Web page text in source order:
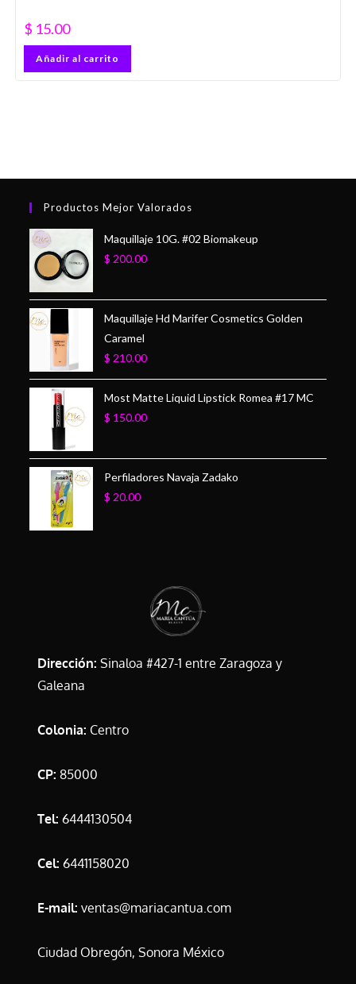
$ 15.00
Añadir al carrito
Productos Mejor Valorados
Maquillaje 10G. #02 Biomakeup
$ 200.00
Maquillaje Hd Marifer Cosmetics Golden
Caramel
$ 210.00
Most Matte Liquid Lipstick Romea #17 MC
$ 150.00
Perfiladores Navaja Zadako
$ 20.00
Dirección: Sinaloa #427-1 entre Zaragoza y
Galeana
Colonia: Centro
CP: 85000
Tel: 6444130504
Cel: 6441158020
E-mail: ventas@mariacantua.com
Ciudad Obregón, Sonora México